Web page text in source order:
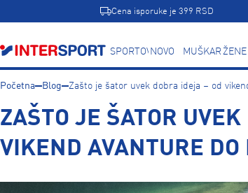
Cena isporuke je 399 RSD
SPORTOVINOVO MUŠKARCIŽENE
Početna Blog Zašto je šator uvek dobra ideja – od
ZAŠTO JE ŠATOR
VIKEND AVANTURE